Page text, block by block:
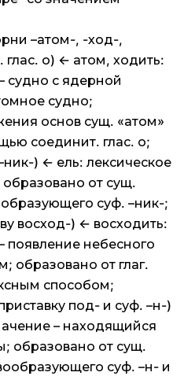
–атом-, -ход-,
о) ← атом, ходить:
судно с ядерной
судно;
основ сущ. «атом»
соединит. глас. о;
) ← ель: лексическое
от сущ.
суф. –ник-;
восход-) ← восходить:
появление небесного
образовано от глаг.
способом;
под- и суф. –н-)
– находящийся
образовано от сущ.
суф. –н- и